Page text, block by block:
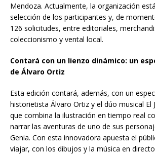
Mendoza. Actualmente, la organización
selección de los participantes y, de
126 solicitudes, entre editoriales,
coleccionismo y vental local.
Contará con un lienzo dinámico: un
de Álvaro Ortiz
Esta edición contará, además, con un
historietista Álvaro Ortiz y el dúo musical El
que combina la ilustración en tiempo real
narrar las aventuras de uno de sus
Genia. Con esta innovadora apuesta el
viajar, con los dibujos y la música en